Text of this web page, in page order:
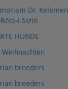
Dr. Kelemen
László
HUNDE
Weihnachten
breeders
breeders